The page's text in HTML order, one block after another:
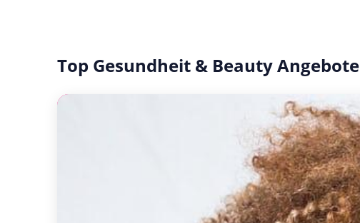
Top Gesundheit & Beauty Angebote